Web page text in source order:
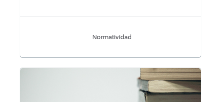
Normatividad